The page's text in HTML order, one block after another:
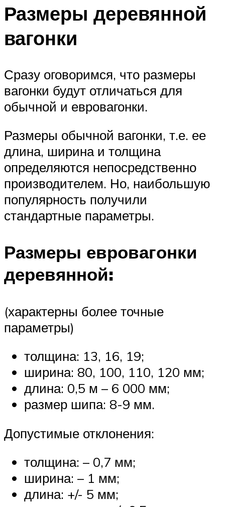
Размеры деревянной
вагонки
Сразу оговоримся, что размеры
вагонки будут отличаться для
обычной и евровагонки.
Размеры обычной вагонки, т.е. ее
длина, ширина и толщина
определяются непосредственно
производителем. Но, наибольшую
популярность получили
стандартные параметры.
Размеры евровагонки
деревянной:
(характерны более точные
параметры)
толщина: 13, 16, 19;
ширина: 80, 100, 110, 120 мм;
длина: 0,5 м – 6 000 мм;
размер шипа: 8-9 мм.
Допустимые отклонения:
толщина: – 0,7 мм;
ширина: – 1 мм;
длина: +/- 5 мм;